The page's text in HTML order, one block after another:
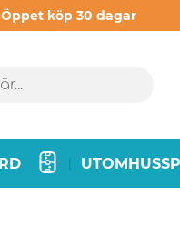
Öppet köp 30 dagar